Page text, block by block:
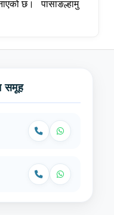
छ। पासाङल्हामु
समूह